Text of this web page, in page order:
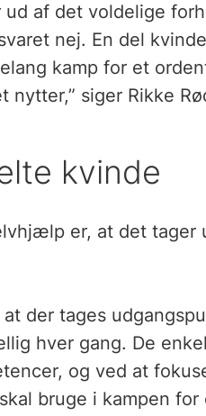
af det voldelige
nej. En del
kamp for et
siger Rikke
kvinde
er, at det tager
der tages
hver gang. De
og ved at
bruge i kampen for